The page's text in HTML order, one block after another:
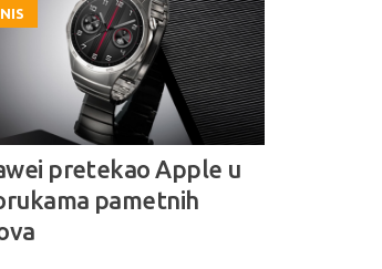
pretekao Apple u
pametnih